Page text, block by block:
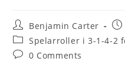
Post
author:
Benjamin Carter
Post
category:
Spelarroller i 3-1-4-2
Post0 Comments